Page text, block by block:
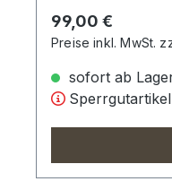
Regulärer Preis:
99,00 €
Preise inkl. MwSt.
sofort ab
Sperrgutartikel